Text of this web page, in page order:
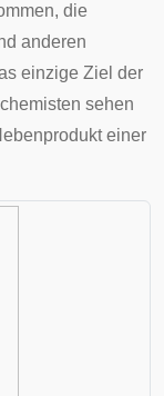
die
anderen
einzige Ziel der
sehen
einer